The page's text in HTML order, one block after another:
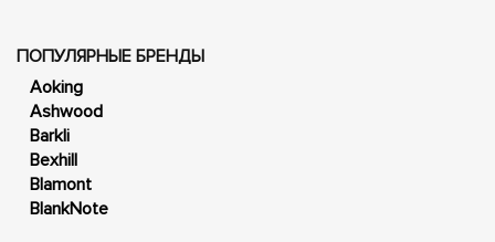
ПОПУЛЯРНЫЕ БРЕНДЫ
Aoking
Ashwood
Barkli
Bexhill
Blamont
BlankNote